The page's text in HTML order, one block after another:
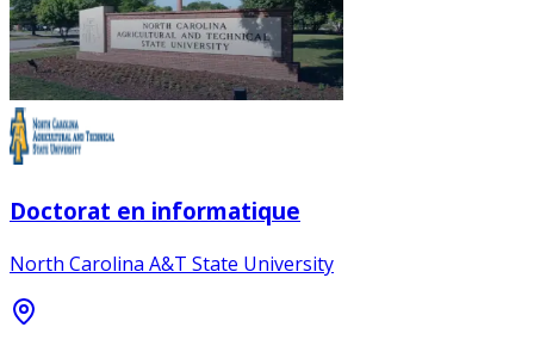
Doctorat en informatique
North Carolina A&T State University